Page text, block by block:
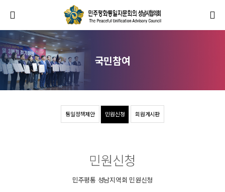
통일정책제안 민원신청 회원게시판
국민참여
민원신청
민주평통 성남지역회 민원신청